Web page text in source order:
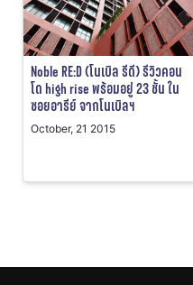
Noble RE:D (โนเบิล รีดี) รีวิวคอน
โด high rise พร้อมอยู่ 23 ชั้น ใน
ซอยอารีย์ จากโนเบิลฯ
October, 21 2015